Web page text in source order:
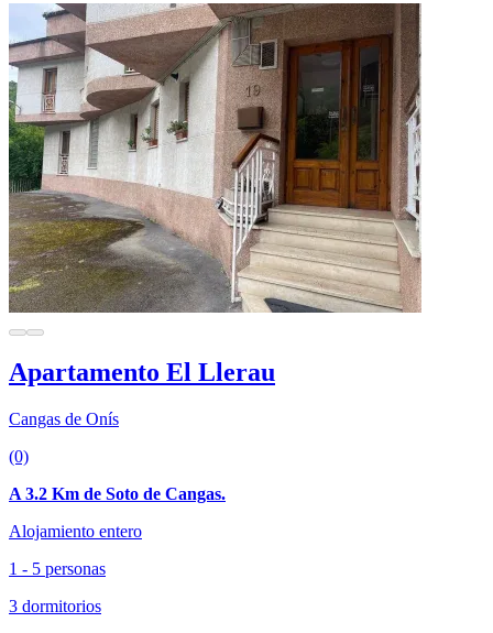
Apartamento El Llerau
Cangas de Onís
(0)
A 3.2 Km de Soto de Cangas.
Alojamiento entero
1 - 5 personas
3 dormitorios